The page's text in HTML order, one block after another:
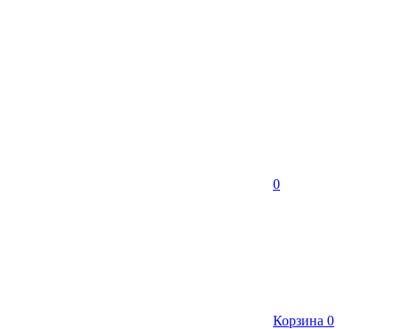
0
Корзина 0